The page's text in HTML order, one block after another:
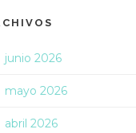
junio 2026
mayo 2026
abril 2026